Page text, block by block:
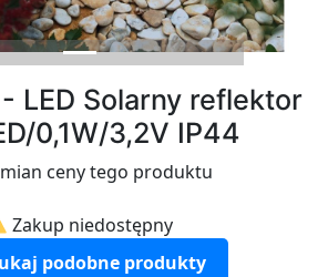
LED Solarny reflektor
0,1W/3,2V IP44
ceny tego produktu
Zakup niedostępny
podobne produkty